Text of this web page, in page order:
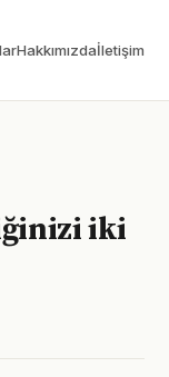
Hakkımızdaİletişim
iki